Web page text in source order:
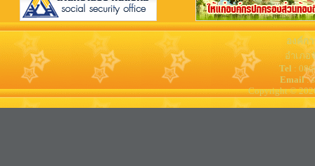
องค์ก
อำเภอ
Tel :
Email:
Copyright ©